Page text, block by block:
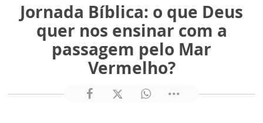
Jornada Bíblica: o que Deus
quer nos ensinar com a
passagem pelo Mar
Vermelho?